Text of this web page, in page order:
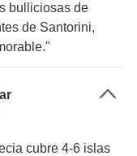
bulliciosas de
de Santorini,
cubre 4-6 islas